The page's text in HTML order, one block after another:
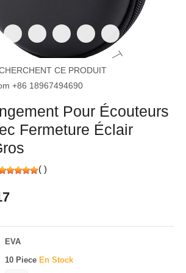
CE PRODUIT
+86 18967494690
Pour Écouteurs
Fermeture Éclair
( )
EVA
10 Piece En Stock